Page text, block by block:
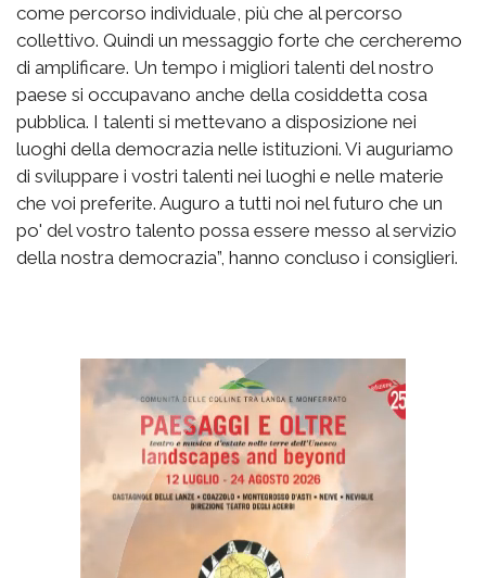
come percorso individuale, più che al percorso
collettivo. Quindi un messaggio forte che cercheremo
di amplificare. Un tempo i migliori talenti del nostro
paese si occupavano anche della cosiddetta cosa
pubblica. I talenti si mettevano a disposizione nei
luoghi della democrazia nelle istituzioni. Vi auguriamo
di sviluppare i vostri talenti nei luoghi e nelle materie
che voi preferite. Auguro a tutti noi nel futuro che un
po' del vostro talento possa essere messo al servizio
della nostra democrazia”, hanno concluso i consiglieri.